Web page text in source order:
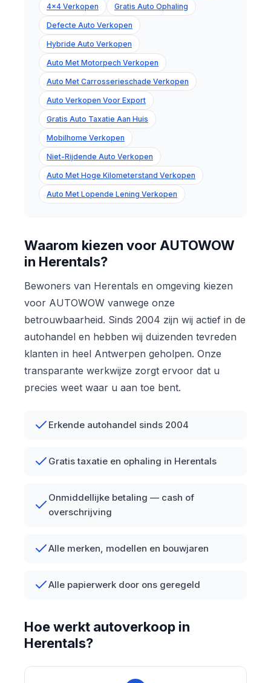
4x4 Verkopen Gratis Auto Ophaling
Defecte Auto Verkopen
Hybride Auto Verkopen
Auto Met Motorpech Verkopen
Auto Met Carrosserieschade Verkopen
Auto Verkopen Voor Export
Gratis Auto Taxatie Aan Huis
Mobilhome Verkopen
Niet-Rijdende Auto Verkopen
Auto Met Hoge Kilometerstand Verkopen
Auto Met Lopende Lening Verkopen
Waarom kiezen voor AUTOWOW
in Herentals?
Bewoners van Herentals en omgeving kiezen
voor AUTOWOW vanwege onze
betrouwbaarheid. Sinds 2004 zijn wij actief in de
autohandel en hebben wij duizenden tevreden
klanten in heel Antwerpen geholpen. Onze
transparante werkwijze zorgt ervoor dat u
precies weet waar u aan toe bent.
Erkende autohandel sinds 2004
Gratis taxatie en ophaling in Herentals
Onmiddellijke betaling — cash of
overschrijving
Alle merken, modellen en bouwjaren
Alle papierwerk door ons geregeld
Hoe werkt autoverkoop in
Herentals?